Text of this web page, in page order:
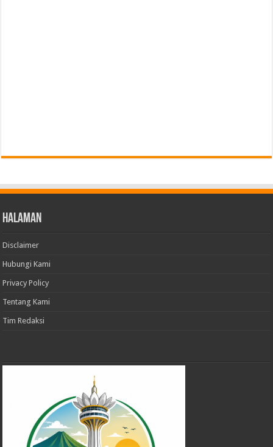
Halaman
Disclaimer
Hubungi Kami
Privacy Policy
Tentang Kami
Tim Redaksi